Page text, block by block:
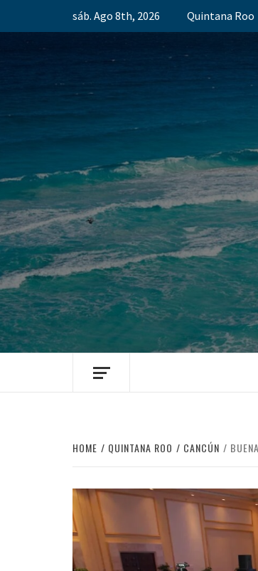
sáb. Ago 8th, 2026 Quintana Roo
HOME QUINTANA ROO CANCÚN